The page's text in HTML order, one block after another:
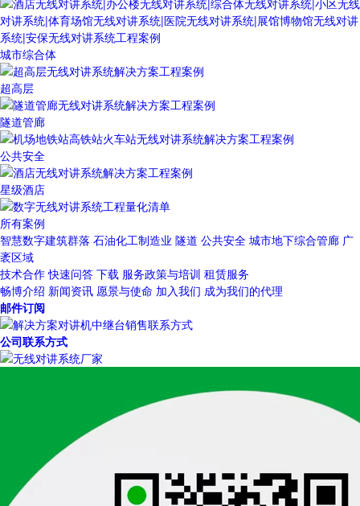
城市综合体
超高层
隧道管廊
公共安全
星级酒店
所有案例
智慧数字建筑群落 石油化工制造业 隧道 公共安全 城市地下综合管廊 广
袤区域
技术合作 快速问答 下载 服务政策与培训 租赁服务
畅博介绍 新闻资讯 愿景与使命 加入我们 成为我们的代理
邮件订阅
公司联系方式